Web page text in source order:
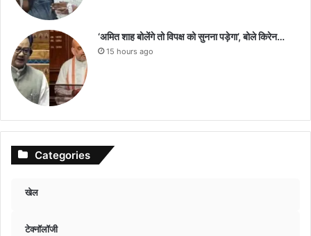
‘अमित शाह बोलेंगे तो विपक्ष को सुनना पड़ेगा’, बोले किरेन…
15 hours ago
Categories
खेल
टेक्नॉलॉजी